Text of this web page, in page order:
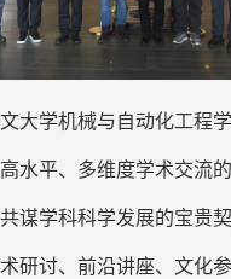
大学机械与自动化工程
水平、多维度学术交流
谋学科科学发展的宝贵
研讨、前沿讲座、文化